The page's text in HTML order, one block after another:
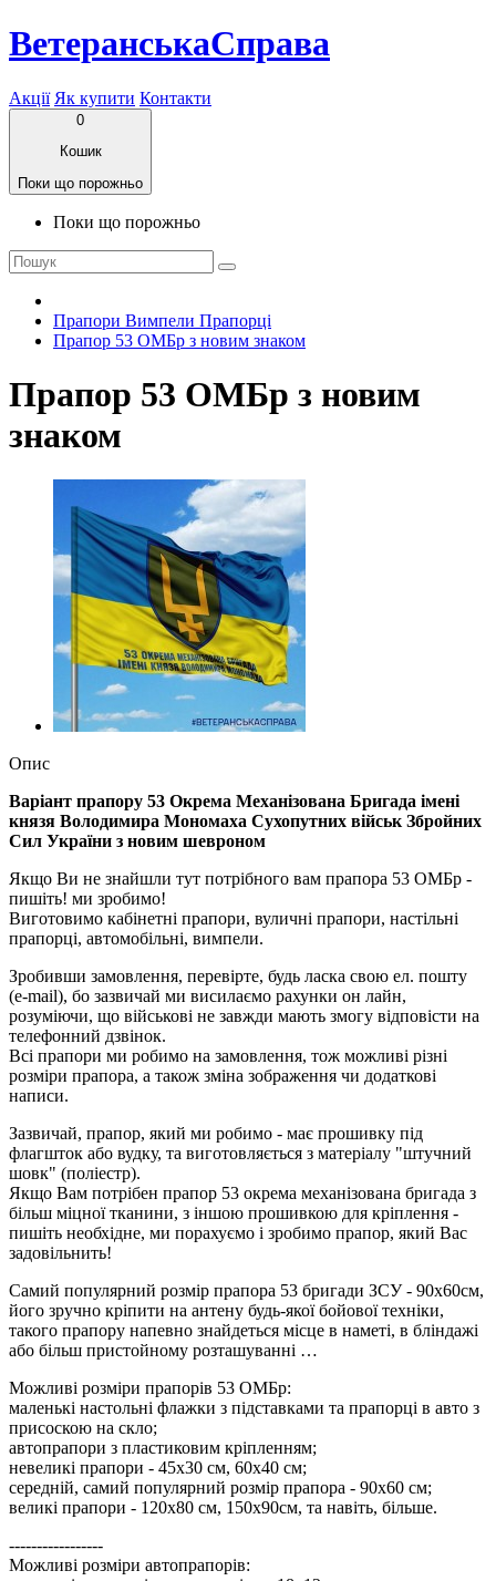
ВетеранськаСправа
Акції Як купити Контакти
0
Кошик
Поки що порожньо
Поки що порожньо
Прапори Вимпели Прапорці
Прапор 53 ОМБр з новим знаком
Прапор 53 ОМБр з новим
знаком
Опис
Варіант прапору 53 Окрема Механізована Бригада імені
князя Володимира Мономаха Сухопутних військ Збройних
Сил України з новим шевроном
Якщо Ви не знайшли тут потрібного вам прапора 53 ОМБр -
пишіть! ми зробимо!
Виготовимо кабінетні прапори, вуличні прапори, настільні
прапорці, автомобільні, вимпели.
Зробивши замовлення, перевірте, будь ласка свою ел. пошту
(e-mail), бо зазвичай ми висилаємо рахунки он лайн,
розуміючи, що військові не завжди мають змогу відповісти на
телефонний дзвінок.
Всі прапори ми робимо на замовлення, тож можливі різні
розміри прапора, а також зміна зображення чи додаткові
написи.
Зазвичай, прапор, який ми робимо - має прошивку під
флагшток або вудку, та виготовляється з матеріалу "штучний
шовк" (поліестр).
Якщо Вам потрібен прапор 53 окрема механізована бригада з
більш міцної тканини, з іншою прошивкою для кріплення -
пишіть необхідне, ми порахуємо і зробимо прапор, який Вас
задовільнить!
Самий популярний розмір прапора 53 бригади ЗСУ - 90х60см,
його зручно кріпити на антену будь-якої бойової техніки,
такого прапору напевно знайдеться місце в наметі, в бліндажі
або більш пристойному розташуванні …
Можливі розміри прапорів 53 ОМБр:
маленькі настольні флажки з підставками та прапорці в авто з
присоскою на скло;
автопрапори з пластиковим кріпленням;
невеликі прапори - 45х30 см, 60х40 см;
середній, самий популярний розмір прапора - 90х60 см;
великі прапори - 120х80 см, 150х90см, та навіть, більше.
-----------------
Можливі розміри автопрапорів: